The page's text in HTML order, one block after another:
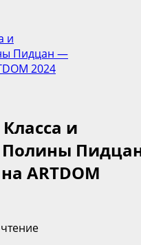
и
Пидцан —
2024
и
ARTDOM